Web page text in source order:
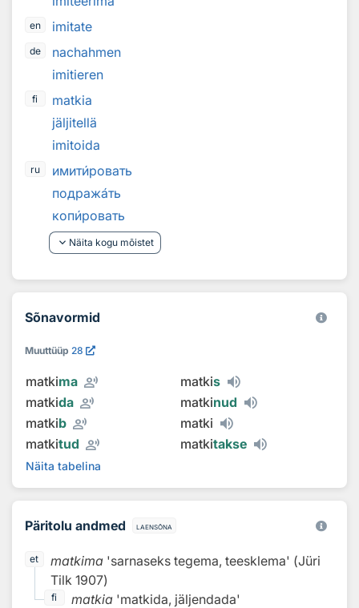
en imitate
de
nachahmen
imitieren
fi
matkia
jäljitellä
imitoida
ru имитировать
подражать
копировать
keyboard_arrow_down Näita kogu mõistet
Sõnavormid
Muuttüüp 28
matkima record_voice_over matkis
matkida record_voice_over matkinud
matkib record_voice_over
matki
matkitud record_voice_over matkitakse
Näita tabelina
Päritolu andmed laensõna
et matkima 'sarnaseks tegema, teesklema' (Jüri
Tilk 1907)
fi matkia 'matkida, jäljendada'